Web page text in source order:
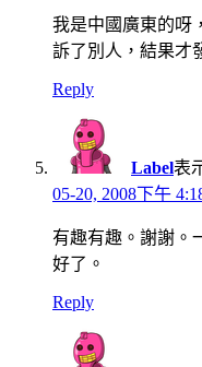
我是中國廣東的呀
訴了別人，結果才
Reply
Label表
05-20, 2008下午
有趣有趣。謝謝。
好了。
Reply